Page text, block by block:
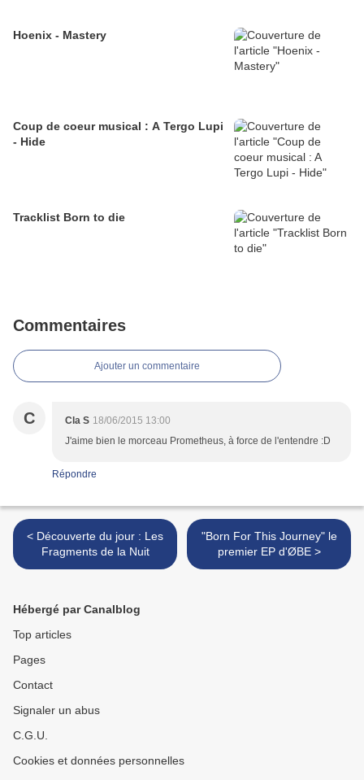
Hoenix - Mastery
Coup de coeur musical : A Tergo Lupi
- Hide
Tracklist Born to die
Commentaires
Ajouter un commentaire
C Cla S 18/06/2015 13:00
J'aime bien le morceau Prometheus, à force de l'entendre :D
Répondre
< Découverte du jour : Les
Fragments de la Nuit
"Born For This Journey" le
premier EP d'ØBE >
Hébergé par Canalblog
Top articles
Pages
Contact
Signaler un abus
C.G.U.
Cookies et données personnelles